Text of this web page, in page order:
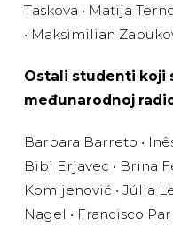
Taskova • Matija
• Maksimilian
Ostali studenti koji
međunarodnoj
Barbara Barreto •
Bibi Erjavec • Brina
Komljenović • Júlia
Nagel • Francisco